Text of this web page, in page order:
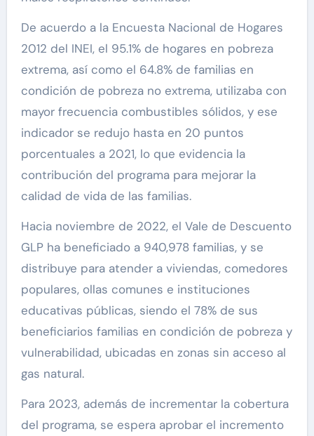
De acuerdo a la Encuesta Nacional de Hogares
2012 del INEI, el 95.1% de hogares en pobreza
extrema, así como el 64.8% de familias en
condición de pobreza no extrema, utilizaba con
mayor frecuencia combustibles sólidos, y ese
indicador se redujo hasta en 20 puntos
porcentuales a 2021, lo que evidencia la
contribución del programa para mejorar la
calidad de vida de las familias.
Hacia noviembre de 2022, el Vale de Descuento
GLP ha beneficiado a 940,978 familias, y se
distribuye para atender a viviendas, comedores
populares, ollas comunes e instituciones
educativas públicas, siendo el 78% de sus
beneficiarios familias en condición de pobreza y
vulnerabilidad, ubicadas en zonas sin acceso al
gas natural.
Para 2023, además de incrementar la cobertura
del programa, se espera aprobar el incremento